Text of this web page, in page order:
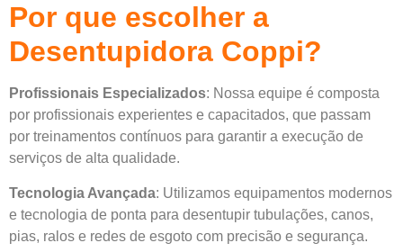
Por que escolher a
Desentupidora Coppi?
Profissionais Especializados: Nossa equipe é composta
por profissionais experientes e capacitados, que passam
por treinamentos contínuos para garantir a execução de
serviços de alta qualidade.
Tecnologia Avançada: Utilizamos equipamentos modernos
e tecnologia de ponta para desentupir tubulações, canos,
pias, ralos e redes de esgoto com precisão e segurança.